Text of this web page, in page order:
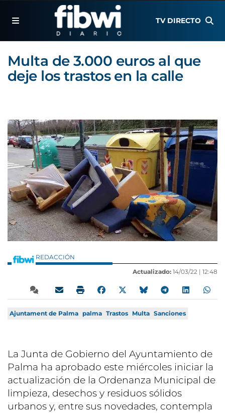
TV DIRECTO
Multa de 3.000 euros al que
deje los trastos en la calle
REDACCIÓN
Actualizado: 14/03/22 | 12:48
Ajuntament de Palma palma Trastos Multa Sanciones
La Junta de Gobierno del Ayuntamiento de
Palma ha aprobado este miércoles iniciar la
actualización de la Ordenanza Municipal de
limpieza, desechos y residuos sólidos
urbanos y, entre sus novedades, contempla